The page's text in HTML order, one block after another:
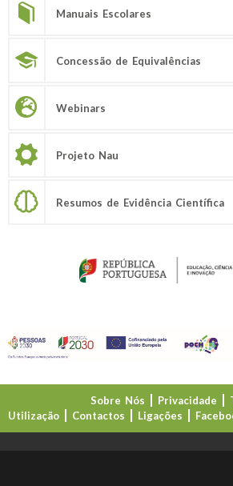
Manuais Escolares
Concessão de Equivalências
Webinars
Projeto Nau
Resumos de Evidência Científica
Sobre Nós Privacidade
Utilização
Contactos Ligações